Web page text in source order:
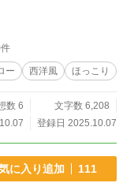
ー 西洋風 ほっこり
数 6
文字数 6,208
登録日 2025.10.07
に入り追加 111